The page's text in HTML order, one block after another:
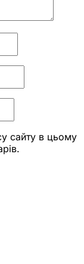
сайту в цьому